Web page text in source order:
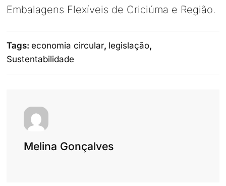
Embalagens Flexíveis de Criciúma e Região.
Tags: economia circular, legislação,
Sustentabilidade
Melina Gonçalves